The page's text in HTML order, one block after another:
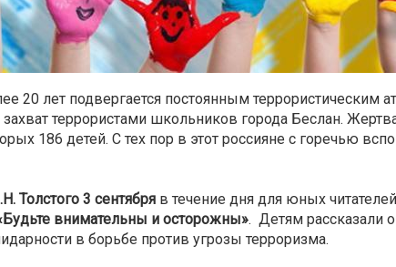
20 лет подвергается постоянным террористическим
террористами школьников города Беслан.
186 детей. С тех пор в этот россияне с горечью
Толстого 3 сентября в течение дня для юных
внимательны и осторожны». Детям рассказали
в борьбе против угрозы терроризма.